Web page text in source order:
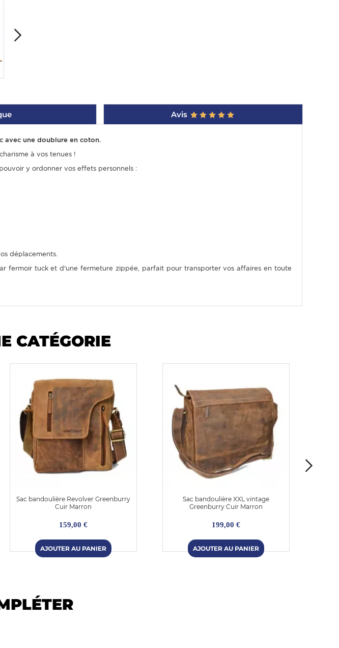
Avis
avec une doublure en coton.
à vos tenues !
y ordonner vos effets personnels :
déplacements.
fermoir tuck et d'une fermeture zippée, parfait pour transporter vos affaires en toute
CATÉGORIE
Sac bandoulière Revolver Greenburry
Cuir Marron
159,00 €
Sac bandoulière XXL vintage
Greenburry Cuir Marron
199,00 €